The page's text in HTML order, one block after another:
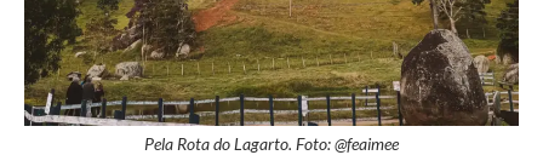
Pela Rota do Lagarto. Foto: @feaimee